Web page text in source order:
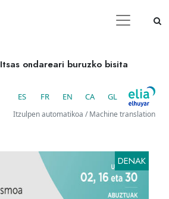
Itsas ondareari buruzko bisita
ES FR EN CA GL
Itzulpen automatikoa / Machine translation
DENAK